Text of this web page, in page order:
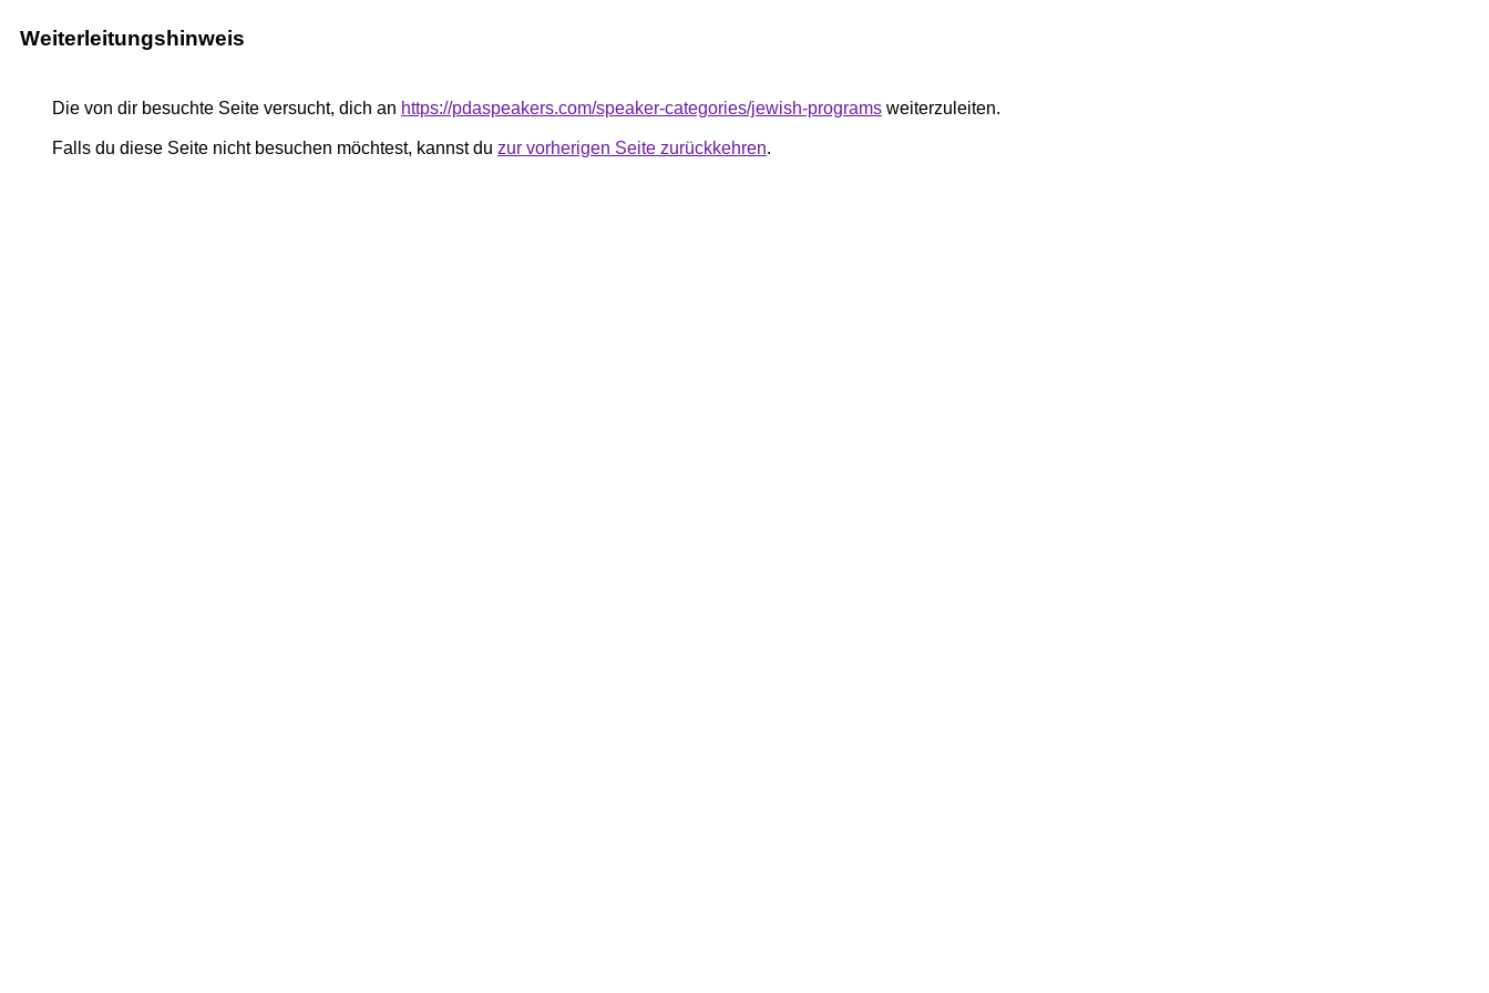
Weiterleitungshinweis
Die von dir besuchte Seite versucht, dich an https://pdaspeakers.com/speaker-categories/jewish-programs weiterzuleiten.
Falls du diese Seite nicht besuchen möchtest, kannst du zur vorherigen Seite zurückkehren.